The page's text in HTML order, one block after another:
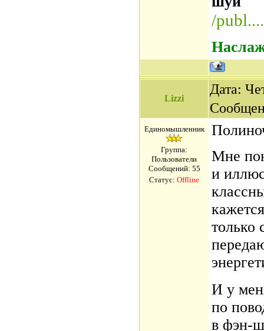
/
Lizzi
Дата:
Единомышленник
Группа:
Пользователи
Сообщений: 55
Статус: Offline
Мне
и
только
И у
по
в фэн-